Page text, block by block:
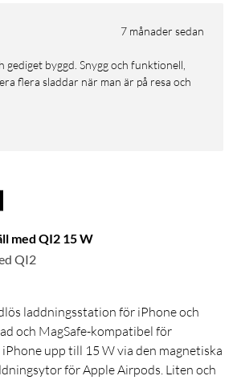
7 månader sedan
flera sladdar när man är på resa och
med QI2 15 W
QI2
laddningsstation för iPhone och
och MagSafe-kompatibel för
upp till 15 W via den magnetiska
för Apple Airpods. Liten och